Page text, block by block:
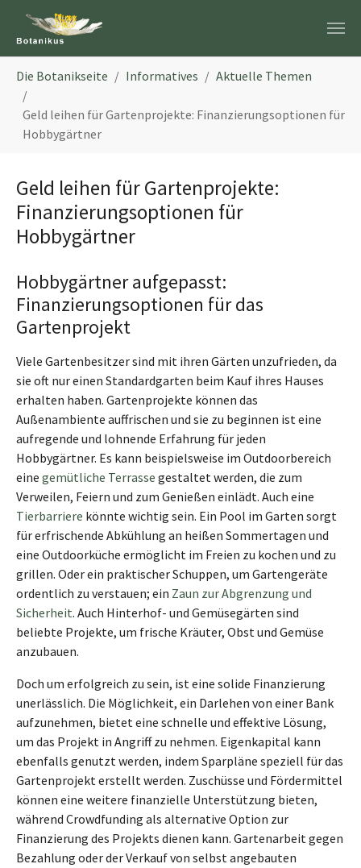
Die Botanikseite Informatives Aktuelle Themen
Geld leihen für Gartenprojekte: Finanzierungsoptionen für
Hobbygärtner
Geld leihen für Gartenprojekte:
Finanzierungsoptionen für
Hobbygärtner
Hobbygärtner aufgepasst:
Finanzierungsoptionen für das
Gartenprojekt
Viele Gartenbesitzer sind mit ihren Gärten unzufrieden, da
sie oft nur einen Standardgarten beim Kauf ihres Hauses
erhalten haben. Gartenprojekte können das
Außenambiente auffrischen und sie zu beginnen ist eine
aufregende und lohnende Erfahrung für jeden
Hobbygärtner. Es kann beispielsweise im Outdoorbereich
eine gemütliche Terrasse gestaltet werden, die zum
Verweilen, Feiern und zum Genießen einlädt. Auch eine
Tierbarriere könnte wichtig sein. Ein Pool im Garten sorgt
für erfrischende Abkühlung an heißen Sommertagen und
eine Outdoorküche ermöglicht im Freien zu kochen und zu
grillen. Oder ein praktischer Schuppen, um Gartengeräte
ordentlich zu verstauen; ein Zaun zur Abgrenzung und
Sicherheit. Auch Hinterhof- und Gemüsegärten sind
beliebte Projekte, um frische Kräuter, Obst und Gemüse
anzubauen.
Doch um erfolgreich zu sein, ist eine solide Finanzierung
unerlässlich. Die Möglichkeit, ein Darlehen von einer Bank
aufzunehmen, bietet eine schnelle und effektive Lösung,
um das Projekt in Angriff zu nehmen. Eigenkapital kann
ebenfalls genutzt werden, indem Sparpläne speziell für das
Gartenprojekt erstellt werden. Zuschüsse und Fördermittel
können eine weitere finanzielle Unterstützung bieten,
während Crowdfunding als alternative Option zur
Finanzierung des Projekts dienen kann. Gartenarbeit gegen
Bezahlung oder der Verkauf von selbst angebauten